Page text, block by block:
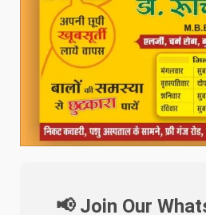
📢 Join Our